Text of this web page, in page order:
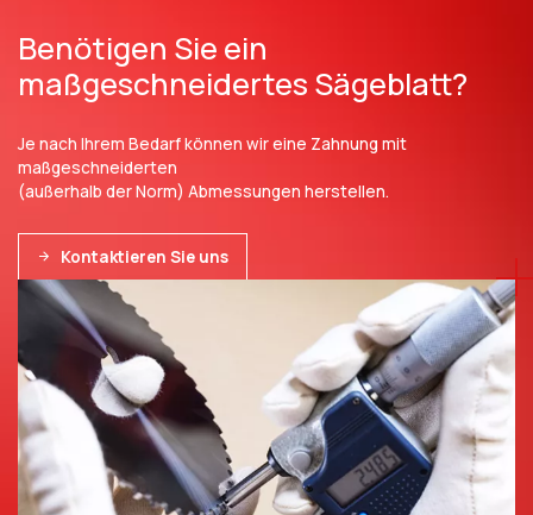
Benötigen Sie ein
maßgeschneidertes Sägeblatt?
Je nach Ihrem Bedarf können wir eine Zahnung mit
maßgeschneiderten
(außerhalb der Norm) Abmessungen herstellen.
Kontaktieren Sie uns